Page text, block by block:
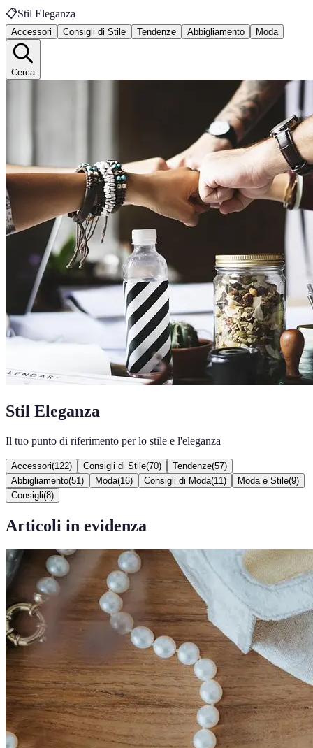
📋Stil Eleganza
Accessori Consigli di Stile Tendenze Abbigliamento Moda
Cerca
Stil Eleganza
Il tuo punto di riferimento per lo stile e l'eleganza
Accessori(122) Consigli di Stile(70) Tendenze(57)
Abbigliamento(51 ) Moda(16) Consigli di Moda(11 ) Moda e Stile(9)
Consigli(8)
Articoli in evidenza